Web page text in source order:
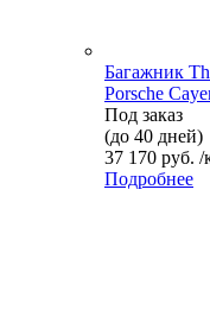
Багажник
Porsche
Под заказ
(до 40 дней)
37 170 руб. /
Подробнее